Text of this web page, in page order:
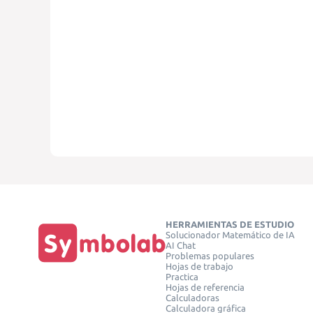
HERRAMIENTAS DE ESTUDIO
Solucionador Matemático de IA
AI Chat
Problemas populares
Hojas de trabajo
Practica
Hojas de referencia
Calculadoras
Calculadora gráfica